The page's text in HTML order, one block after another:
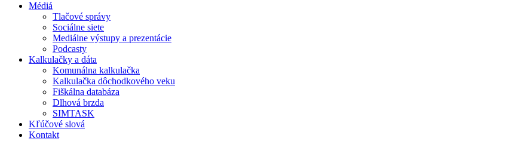
Médiá
Tlačové správy
Sociálne siete
Mediálne výstupy a prezentácie
Podcasty
Kalkulačky a dáta
Komunálna kalkulačka
Kalkulačka dôchodkového veku
Fiškálna databáza
Dlhová brzda
SIMTASK
Kľúčové slová
Kontakt